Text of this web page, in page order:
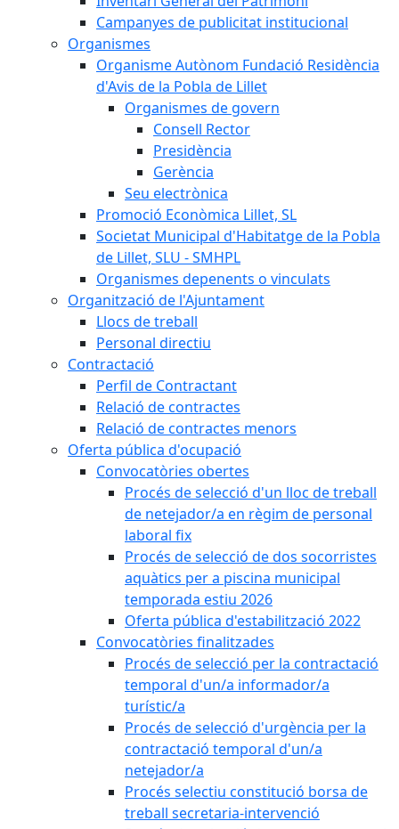
Campanyes de publicitat institucional
Organismes
Organisme Autònom Fundació Residència
d'Avis de la Pobla de Lillet
Organismes de govern
Consell Rector
Presidència
Gerència
Seu electrònica
Promoció Econòmica Lillet, SL
Societat Municipal d'Habitatge de la Pobla
de Lillet, SLU - SMHPL
Organismes depenents o vinculats
Organització de l'Ajuntament
Llocs de treball
Personal directiu
Contractació
Perfil de Contractant
Relació de contractes
Relació de contractes menors
Oferta pública d'ocupació
Convocatòries obertes
Procés de selecció d'un lloc de treball
de netejador/a en règim de personal
laboral fix
Procés de selecció de dos socorristes
aquàtics per a piscina municipal
temporada estiu 2026
Oferta pública d'estabilització 2022
Convocatòries finalitzades
Procés de selecció per la contractació
temporal d'un/a informador/a
turístic/a
Procés de selecció d'urgència per la
contractació temporal d'un/a
netejador/a
Procés selectiu constitució borsa de
treball secretaria-intervenció